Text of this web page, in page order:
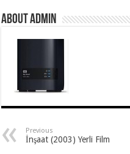
About Admin
Previous
İnşaat (2003) Yerli Film